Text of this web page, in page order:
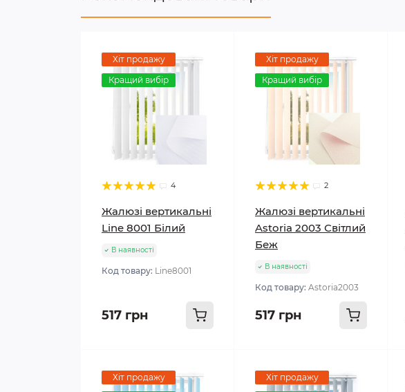
Хіт продажу
Кращий вибір
4
Жалюзі вертикальні
Line 8001 Білий
В наявності
Код товару: Line8001
517 грн
Хіт продажу
Кращий вибір
2
Жалюзі вертикальні
Astoria 2003 Світлий
Беж
В наявності
Код товару: Astoria2003
517 грн
Хіт продажу
Хіт продажу